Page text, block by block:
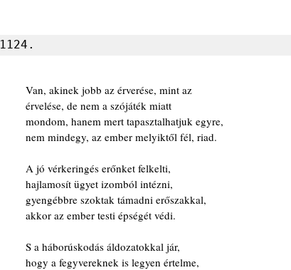
1124.
Van, akinek jobb az érverése, mint az
érvelése, de nem a szójáték miatt
mondom, hanem mert tapasztalhatjuk egyre,
nem mindegy, az ember melyiktől fél, riad.
A jó vérkeringés erőnket felkelti,
hajlamosít ügyet izomból intézni,
gyengébbre szoktak támadni erőszakkal,
akkor az ember testi épségét védi.
S a háborúskodás áldozatokkal jár,
hogy a fegyvereknek is legyen értelme,